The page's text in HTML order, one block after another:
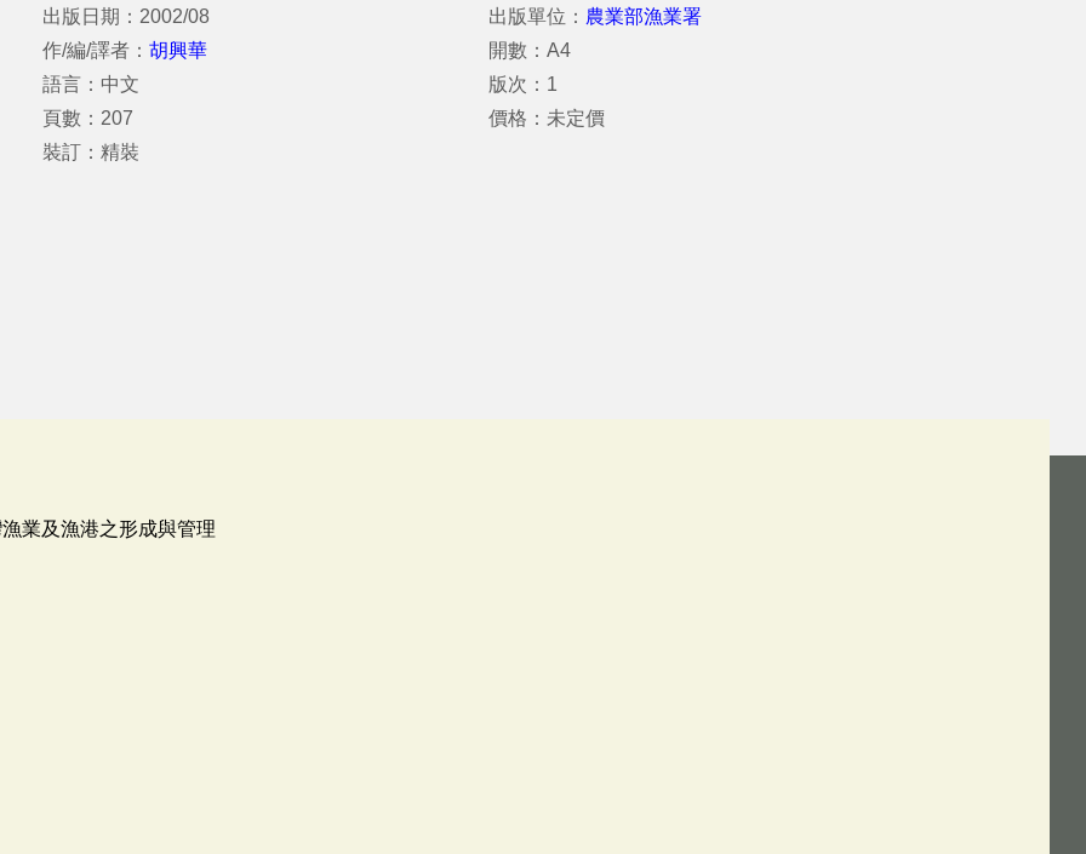
出版日期：2002/08
作/編/譯者： 胡興華
語言：中文
頁數：207
裝訂：精裝
出版單位： 農業部漁業署
開數：A4
版次：1
價格：未定價
業及漁港之形成與管理